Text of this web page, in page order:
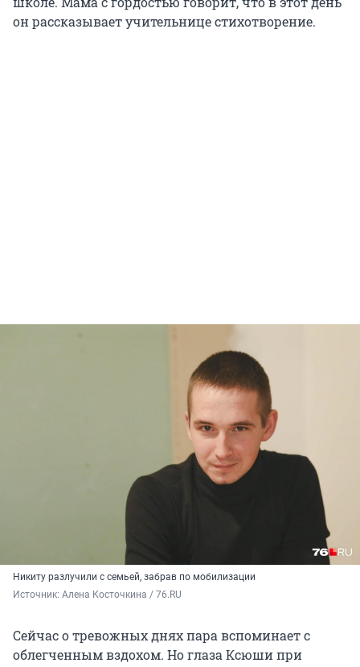
он рассказывает учительнице стихотворение.
Никиту разлучили с семьей, забрав по мобилизации
Источник: Алена Косточкина / 76.RU
Сейчас о тревожных днях пара вспоминает с
облегченным вздохом. Но глаза Ксюши при